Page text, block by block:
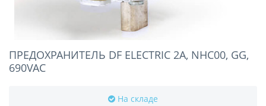
ПРЕДОХРАНИТЕЛЬ DF ELECTRIC 2A, NHC00, GG,
690VAC
На складе